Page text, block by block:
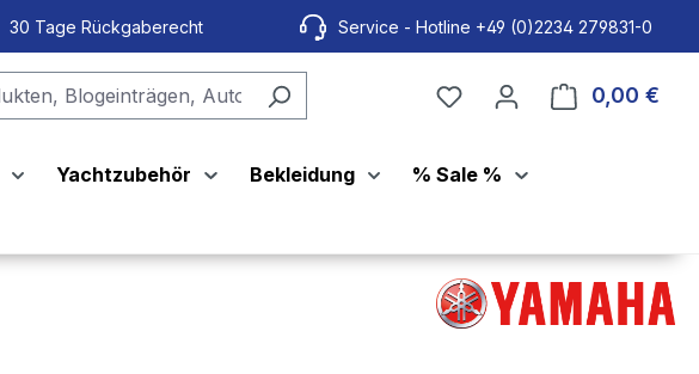
30 Tage Rückgaberecht Service - Hotline +49 (0)2234 279831-0
0,00 €
Yachtzubehör Bekleidung % Sale %